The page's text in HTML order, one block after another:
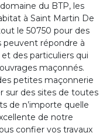
du BTP, les
à Saint Martin De
le 50750 pour des
peuvent répondre à
des particuliers qui
maçonnés.
petites maçonnerie
sur des sites de toutes
de n’importe quelle
de notre
confier vos travaux